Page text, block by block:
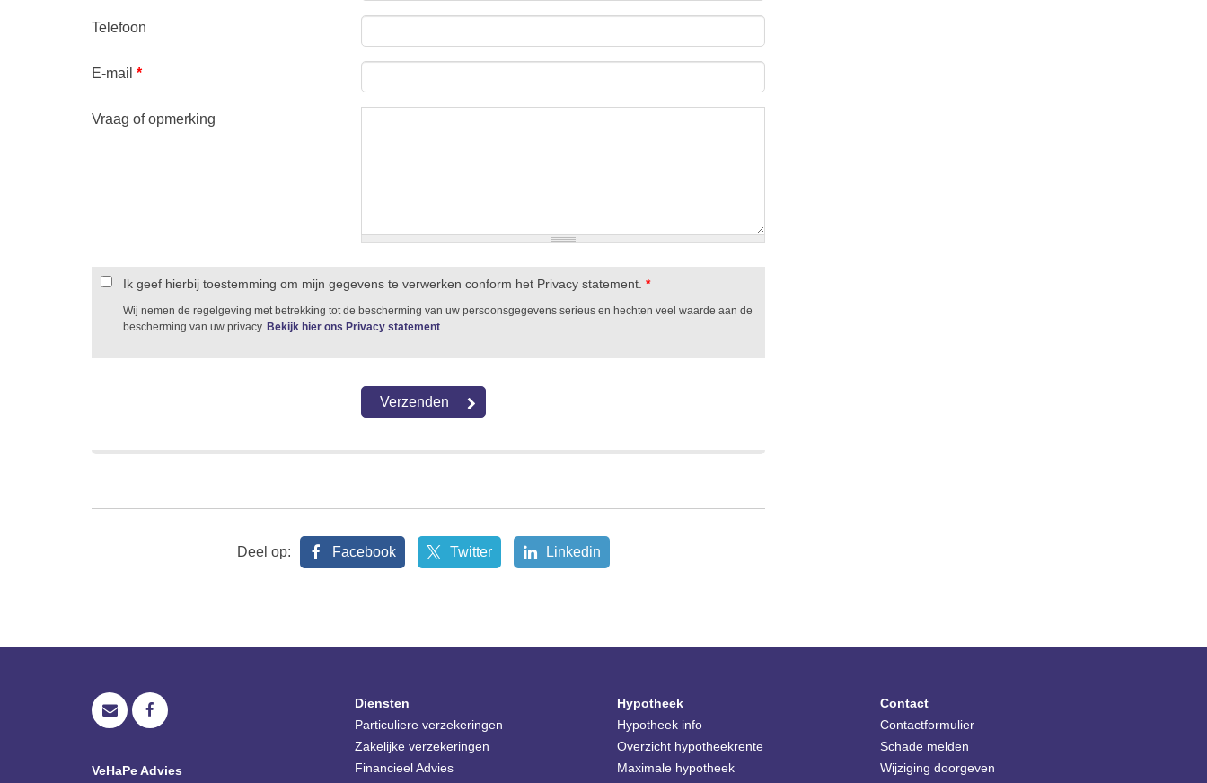
Telefoon
E-mail *
Vraag of opmerking
Ik geef hierbij toestemming om mijn gegevens te verwerken conform het Privacy statement. *
Wij nemen de regelgeving met betrekking tot de bescherming van uw persoonsgegevens serieus en hechten veel waarde aan de
bescherming van uw privacy. Bekijk hier ons Privacy statement
Deel op: Facebook Twitter Linkedin
VeHaPe Advies
Diensten
Particuliere verzekeringen
Zakelijke verzekeringen
Financieel Advies
Hypotheek
Hypotheek info
Overzicht hypotheekrente
Maximale hypotheek
Contact
Contactformulier
Schade melden
Wijziging doorgeven